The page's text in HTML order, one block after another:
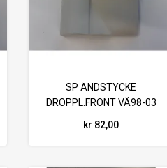
SP ÄNDSTYCKE
DROPPL.FRONT VÄ98-03
kr 82,00